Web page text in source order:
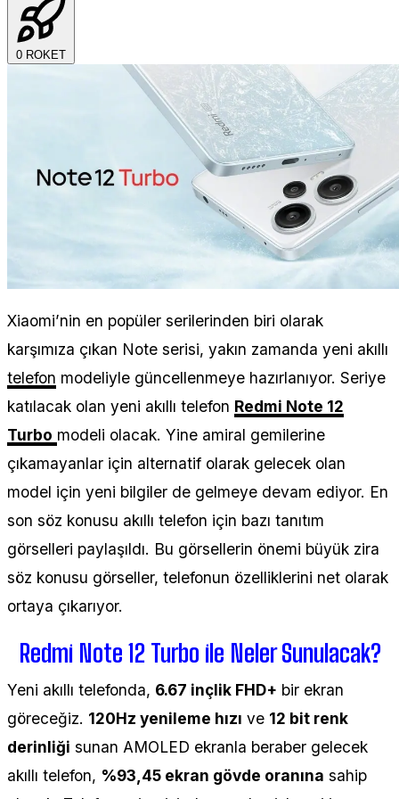
0 ROKET
Xiaomi’nin en popüler serilerinden biri olarak
karşımıza çıkan Note serisi, yakın zamanda yeni akıllı
telefon modeliyle güncellenmeye hazırlanıyor. Seriye
katılacak olan yeni akıllı telefon Redmi Note 12
Turbo modeli olacak. Yine amiral gemilerine
çıkamayanlar için alternatif olarak gelecek olan
model için yeni bilgiler de gelmeye devam ediyor. En
son söz konusu akıllı telefon için bazı tanıtım
görselleri paylaşıldı. Bu görsellerin önemi büyük zira
söz konusu görseller, telefonun özelliklerini net olarak
ortaya çıkarıyor.
Redmi Note 12 Turbo ile Neler Sunulacak?
Yeni akıllı telefonda, 6.67 inçlik FHD+ bir ekran
göreceğiz. 120Hz yenileme hızı ve 12 bit renk
derinliği sunan AMOLED ekranla beraber gelecek
akıllı telefon, %93,45 ekran gövde oranına sahip